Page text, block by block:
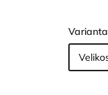
Varianta